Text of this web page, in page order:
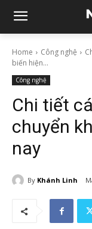
Home Công nghệ
biến hiện...
Công nghệ
Chi tiết
chuyển
nay
By Khánh Linh